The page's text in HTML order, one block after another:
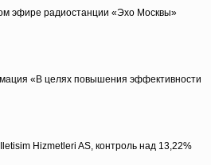
эфире радиостанции «Эхо Москвы»
«В целях повышения эффективности
Hizmetleri AS, контроль над 13,22%